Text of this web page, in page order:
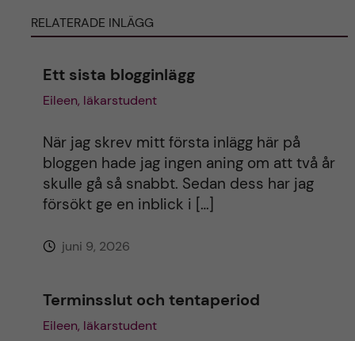
e
t
e
t
RELATERADE INLÄGG
Ett sista blogginlägg
Eileen, läkarstudent
När jag skrev mitt första inlägg här på
bloggen hade jag ingen aning om att två år
skulle gå så snabbt. Sedan dess har jag
försökt ge en inblick i […]
juni 9, 2026
Terminsslut och tentaperiod
Eileen, läkarstudent